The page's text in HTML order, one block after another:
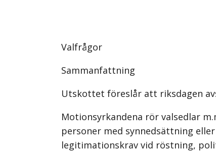
Valfrågor
Sammanfattning
Utskottet föreslår att riksdagen
Motionsyrkandena rör valsedlar
personer med synnedsättning
legitimationskrav vid röstning,